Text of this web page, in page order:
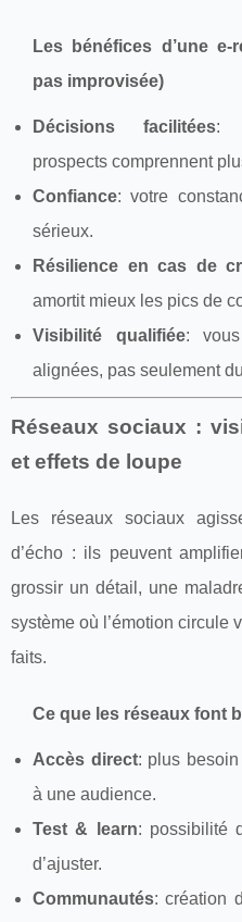
Les bénéfices d’une
pas improvisée)
Décisions facilitées:
prospects comprennent
Confiance: votre
sérieux.
Résilience en cas de
amortit mieux les pics de
Visibilité qualifiée:
alignées, pas seulement
Réseaux sociaux :
et effets de loupe
Les réseaux sociaux
d’écho : ils peuvent
grossir un détail, une
système où l’émotion circule
faits.
Ce que les réseaux font
Accès direct: plus besoin
à une audience.
Test & learn: possibilité
d’ajuster.
Communautés: création